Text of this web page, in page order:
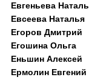
Евгеньева
Евсеева Наталья
Егоров Дмитрий
Егошина Ольга
Еньшин Алексей
Ермолин Евгений